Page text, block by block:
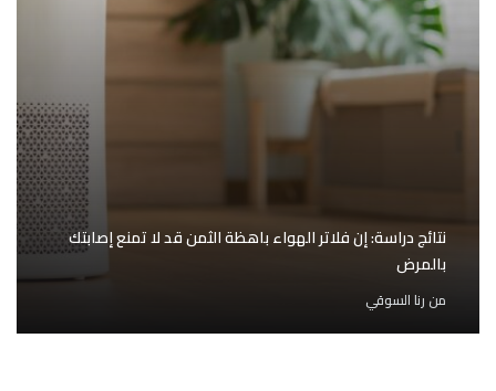
نتائج دراسة: إن فلاتر الهواء باهظة الثمن قد لا تمنع إصابتك
بالمرض
من رنا السوقي